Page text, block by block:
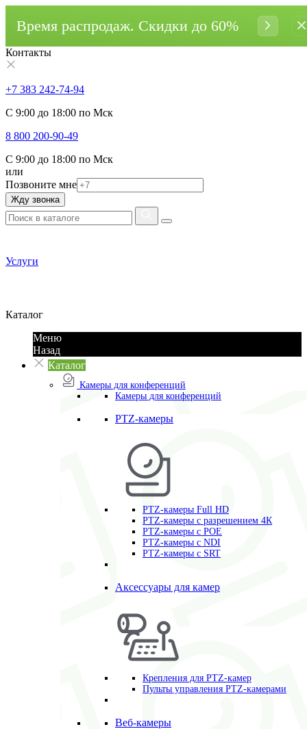
Время распродаж. Cкидки до 60%
Контакты
+7 383 242-74-94
С 9:00 до 18:00 по Мск
8 800 200-90-49
С 9:00 до 18:00 по Мск
или
Позвоните мне
Жду звонка
Услуги
Каталог
Меню
Назад
Каталог
Камеры для конференций
Камеры для конференций
PTZ-камеры
PTZ-камеры Full HD
PTZ-камеры с разрешением 4К
PTZ-камеры с POE
PTZ-камеры c NDI
PTZ-камеры с SRT
Аксессуары для камер
Крепления для PTZ-камер
Пульты управления PTZ-камерами
Веб-камеры